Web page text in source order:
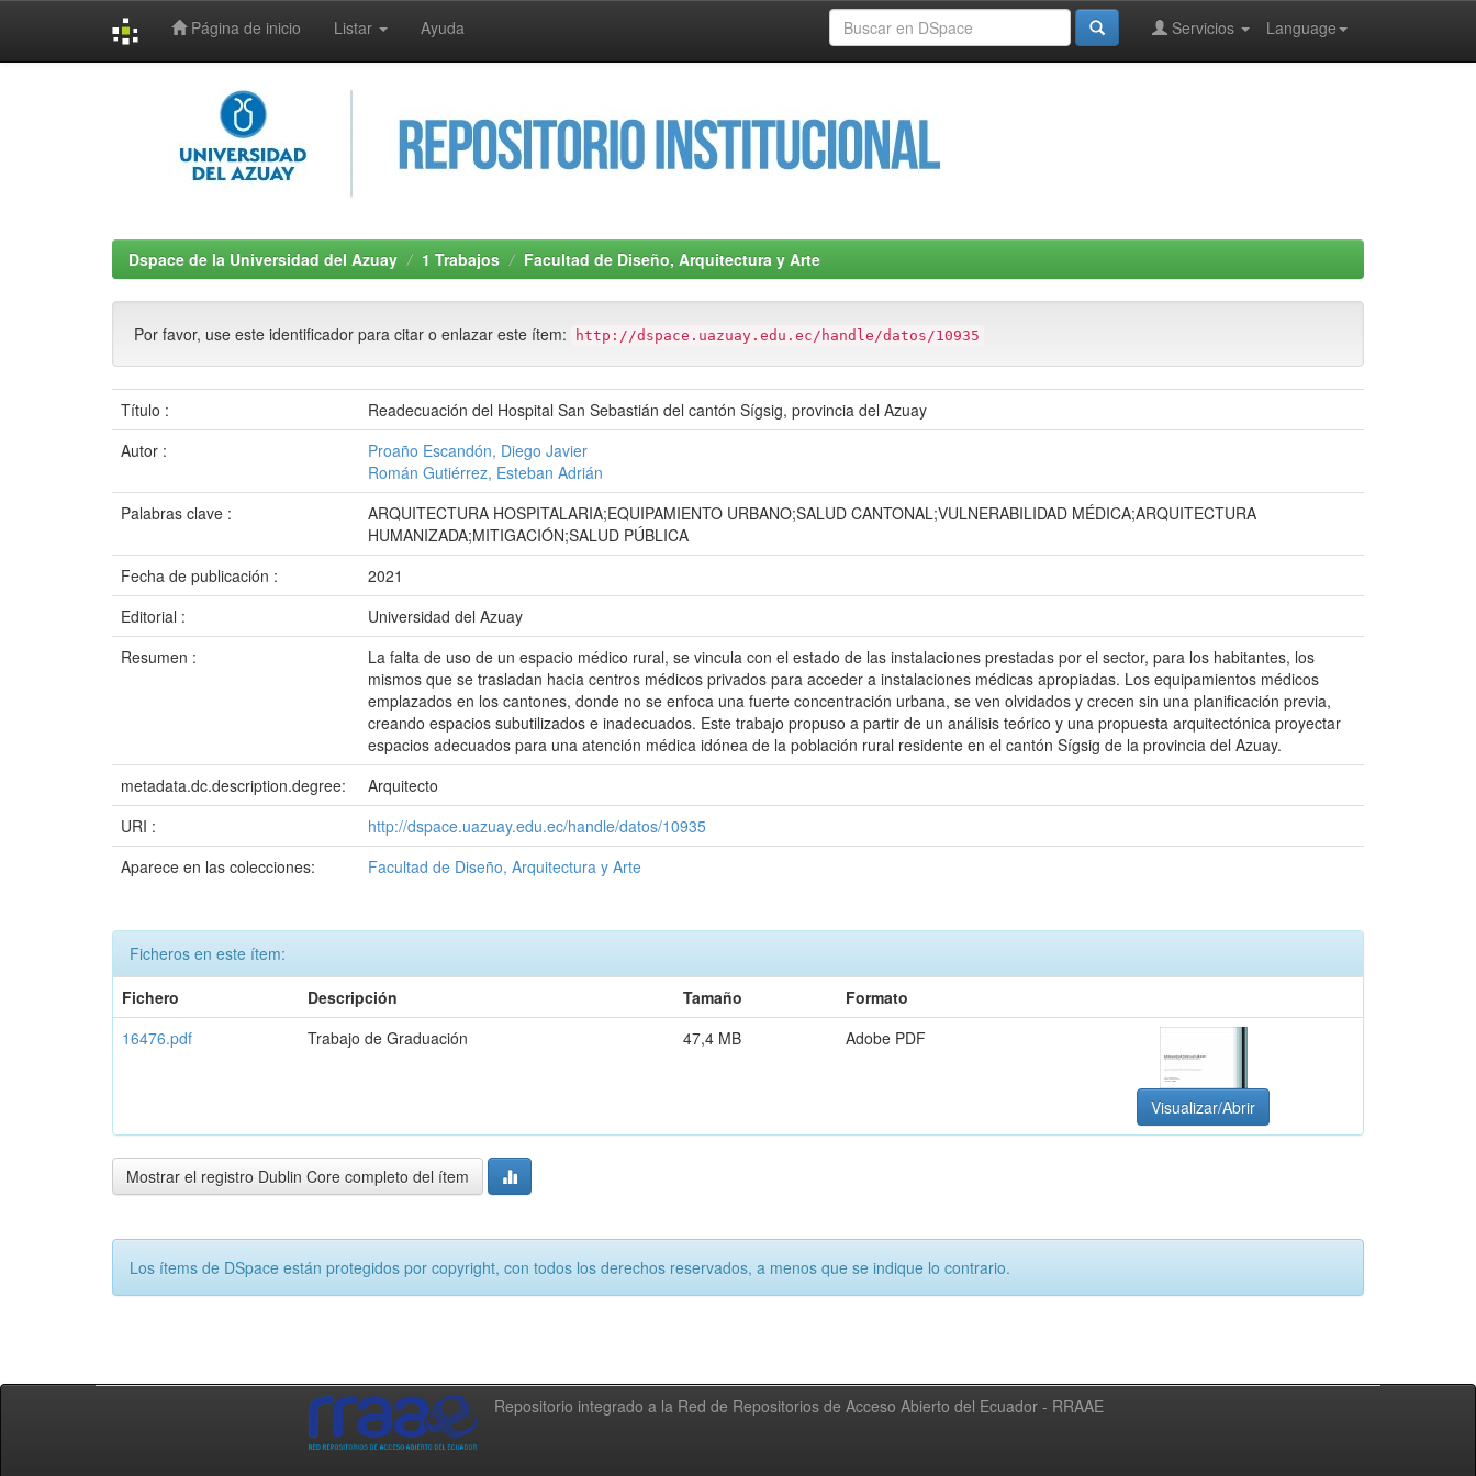
Página de inicio Listar Ayuda Language
Servicios
Dspace de la Universidad del Azuay 1 Trabajos Facultad de Diseño, Arquitectura y Arte
Por favor, use este identificador para citar o enlazar este ítem: http://dspace.uazuay.edu.ec/handle/datos/10935
Título :
Readecuación del Hospital San Sebastián del cantón Sígsig, provincia del Azuay
Autor :
Proaño Escandón, Diego Javier
Román Gutiérrez, Esteban Adrián
Palabras clave :
ARQUITECTURA HOSPITALARIA;EQUIPAMIENTO URBANO;SALUD CANTONAL;VULNERABILIDAD MÉDICA;ARQUITECTURA
HUMANIZADA;MITIGACIÓN;SALUD PÚBLICA
Fecha de publicación :
2021
Editorial :
Universidad del Azuay
Resumen :
La falta de uso de un espacio médico rural, se vincula con el estado de las instalaciones prestadas por el sector, para los habitantes, los
mismos que se trasladan hacia centros médicos privados para acceder a instalaciones médicas apropiadas. Los equipamientos médicos
emplazados en los cantones, donde no se enfoca una fuerte concentración urbana, se ven olvidados y crecen sin una planificación previa,
creando espacios subutilizados e inadecuados. Este trabajo propuso a partir de un análisis teórico y una propuesta arquitectónica proyectar
espacios adecuados para una atención médica idónea de la población rural residente en el cantón Sígsig de la provincia del Azuay.
metadata.dc.description.degree:
Arquitecto
URI :
http://dspace.uazuay.edu.ec/handle/datos/10935
Aparece en las colecciones:
Facultad de Diseño, Arquitectura y Arte
Ficheros en este ítem:
Fichero
Descripción Tamaño
Formato
16476.pdf
Trabajo de Graduación 47,4 MB Adobe PDF
Visualizar/Abrir
Mostrar el registro Dublin Core completo del ítem
Los ítems de DSpace están protegidos por copyright, con todos los derechos reservados, a menos que se indique lo contrario.
Repositorio integrado a la Red de Repositorios de Acceso Abierto del Ecuador - RRAAE